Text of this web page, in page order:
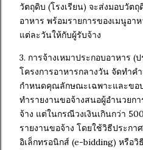
วัตถุดิบ (โรงเรียน) จะส่งมอบวัต
อาหาร พร้อมรายการของเมนูอา
แต่ละวันให้กับผู้รับจ้าง
3. การจ้างเหมาประกอบอาหาร (ป
โครงการอาหารกลางวัน จัดทำค
กำหนดคุณลักษณะเฉพาะและขอ
ทำรายงานขอจ้างสนอผู้อำนวยก
จ้าง แต่ในกรณีวงเงินเกินกว่า
รายงานขอจ้าง โดยใช้วิธีประก
อิเล็กทรอนิกส์ (e-bidding) หรือวิ